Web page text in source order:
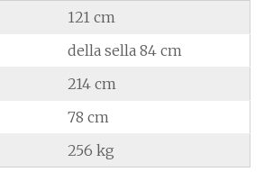
121 cm
della sella 84 cm
214 cm
78 cm
256 kg